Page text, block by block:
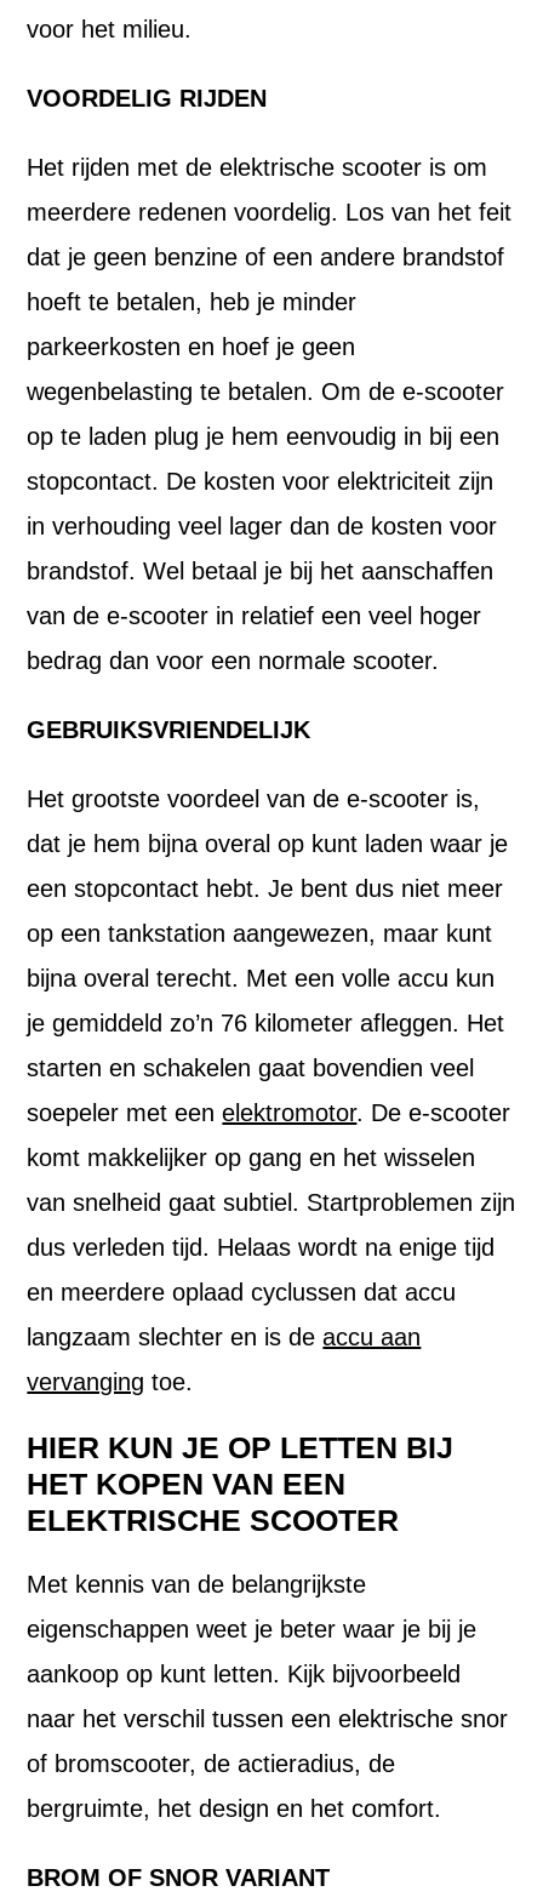
voor het milieu.
VOORDELIG RIJDEN
Het rijden met de elektrische scooter is om
meerdere redenen voordelig. Los van het feit
dat je geen benzine of een andere brandstof
hoeft te betalen, heb je minder
parkeerkosten en hoef je geen
wegenbelasting te betalen. Om de e-scooter
op te laden plug je hem eenvoudig in bij een
stopcontact. De kosten voor elektriciteit zijn
in verhouding veel lager dan de kosten voor
brandstof. Wel betaal je bij het aanschaffen
van de e-scooter in relatief een veel hoger
bedrag dan voor een normale scooter.
GEBRUIKSVRIENDELIJK
Het grootste voordeel van de e-scooter is,
dat je hem bijna overal op kunt laden waar je
een stopcontact hebt. Je bent dus niet meer
op een tankstation aangewezen, maar kunt
bijna overal terecht. Met een volle accu kun
je gemiddeld zo’n 76 kilometer afleggen. Het
starten en schakelen gaat bovendien veel
soepeler met eenelektromotor. De e-scooter
komt makkelijker op gang en het wisselen
van snelheid gaat subtiel. Startproblemen zijn
dus verleden tijd. Helaas wordt na enige tijd
en meerdere oplaad cyclussen dat accu
langzaam slechter en is deaccu aan
vervanging toe.
HIER KUN JE OP LETTEN BIJ
HET KOPEN VAN EEN
ELEKTRISCHE SCOOTER
Met kennis van de belangrijkste
eigenschappen weet je beter waar je bij je
aankoop op kunt letten. Kijk bijvoorbeeld
naar het verschil tussen een elektrische snor
of bromscooter, de actieradius, de
bergruimte, het design en het comfort.
BROM OF SNOR VARIANT